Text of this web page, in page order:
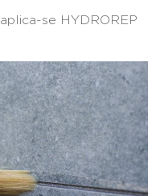
se HYDROREP